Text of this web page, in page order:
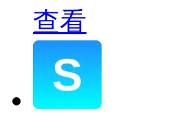
查看